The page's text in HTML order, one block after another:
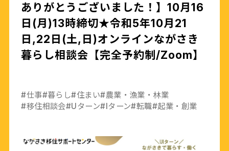
ありがとうございました！】10月16
日(月)13時締切★令和5年10月21
日,22日(土,日)オンラインながさき
暮らし相談会【完全予約制/Zoom】
#仕事#暮らし#住まい#農業・漁業・林業
#移住相談会#Uターン#Iターン#転職#起業・創業